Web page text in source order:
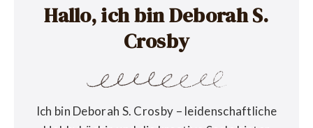
Hallo, ich bin Deborah S.
Crosby
Ich bin Deborah S. Crosby – leidenschaftliche